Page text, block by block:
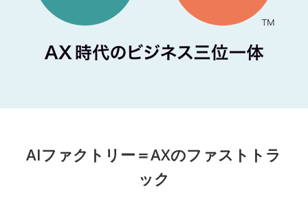
AIファクトリー＝AXのファストトラ
ック